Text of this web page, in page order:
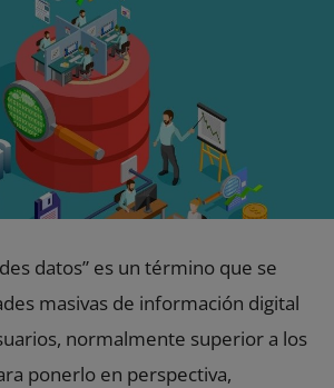
datos” es un término que se
masivas de información digital
normalmente superior a los
ponerlo en perspectiva,